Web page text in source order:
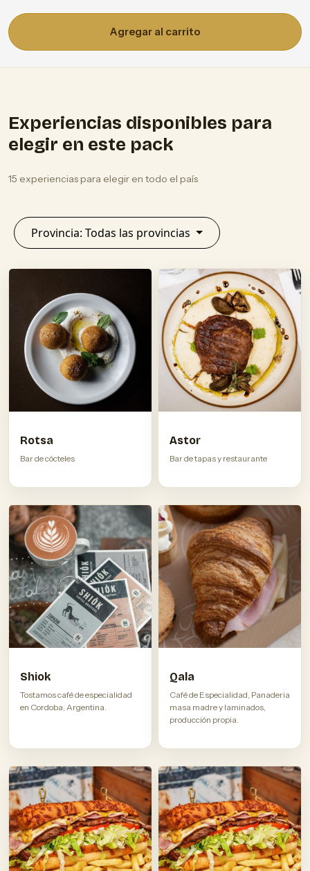
Agregar al carrito
Experiencias disponibles para
elegir en este pack
15 experiencias para elegir en todo el país
Provincia: Todas las provincias
Rotsa
Bar de cócteles
Astor
Bar de tapas y restaurante
Shiok
Tostamos café de especialidad
en Cordoba, Argentina.
Qala
Café de Especialidad, Panaderia
masa madre y laminados,
producción propia.